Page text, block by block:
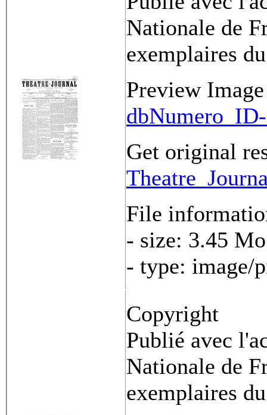
Nationale de
exemplaires
Preview Image
Get original
File
- size: 3.45 Mo
- type: image/
Copyright
Publié avec
Nationale de
exemplaires